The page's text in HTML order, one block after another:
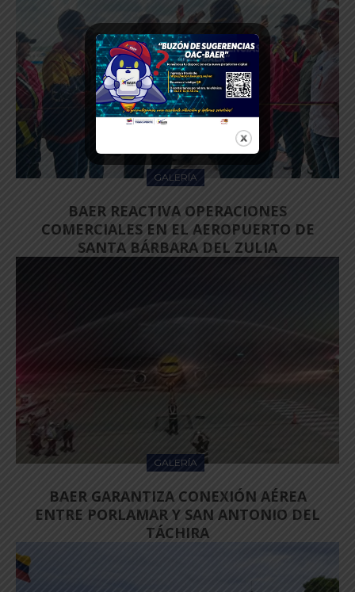
GALERÍA
BAER REACTIVA OPERACIONES
COMERCIALES EN EL AEROPUERTO DE
SANTA BÁRBARA DEL ZULIA
GALERÍA
BAER GARANTIZA CONEXIÓN AÉREA
ENTRE PORLAMAR Y SAN ANTONIO DEL
TÁCHIRA